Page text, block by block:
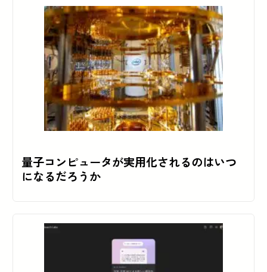
量子コンピュータが実用化されるのはいつ
になるだろうか